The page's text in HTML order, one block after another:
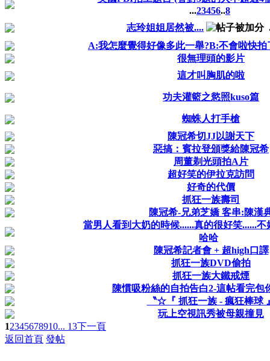
...23456..8
志玲姐姐居然被....
A:我怎麼覺得好像多此一舉?B:不會啦快拍
很無理頭的影片
這才叫胸肌的啦
功夫灌籃之慾照kuso篇
蜘蛛人打手槍
陳冠希切JJ以謝天下
惡搞：賓拉登頒獎給陳冠希
周董剃光頭拍A片
超好笑的伊拉克訪問
好奇的代價
抓狂一族壽司
陳冠希-兄弟芝嬌 客串:陳漢
當男人看到大奶的時候......真的很好笑......不
哈哈
陳冠希記者會 + 超high口譯
抓狂一族DVD偷拍
抓狂一族大鐵戒煙
陳慣吸粉絲的自拍告白2-這帖看完包
〝☆『 抓狂一族 - 瘋狂棒球
玩上空視訊秀被母親撞見
12345678910... 13下一頁
返回首頁 發帖